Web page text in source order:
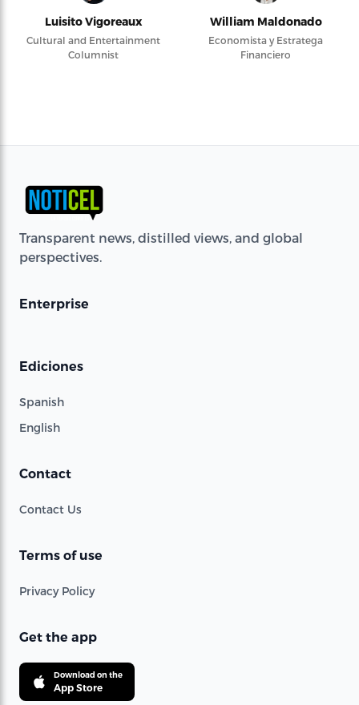
Luisito Vigoreaux
Cultural and Entertainment
Columnist
William Maldonado
Economista y Estratega
Financiero
Transparent news, distilled views, and global
perspectives.
Enterprise
Ediciones
Spanish
English
Contact
Contact Us
Terms of use
Privacy Policy
Get the app
Download on the
App Store